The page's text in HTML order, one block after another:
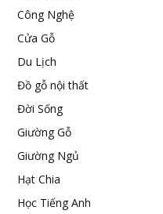
Công Nghệ
Cửa Gỗ
Du Lịch
Đồ gỗ nội thất
Đời Sống
Giường Gỗ
Giường Ngủ
Hạt Chia
Học Tiếng Anh